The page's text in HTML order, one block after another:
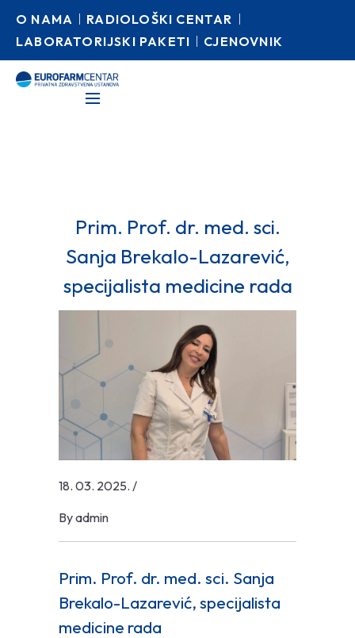
O NAMA
RADIOLOŠKI CENTAR
LABORATORIJSKI PAKETI
CJENOVNIK
Prim. Prof. dr. med. sci.
Sanja Brekalo-Lazarević,
specijalista medicine rada
18. 03. 2025. /
Byadmin
Prim. Prof. dr. med. sci. Sanja
Brekalo-Lazarević, specijalista
medicine rada